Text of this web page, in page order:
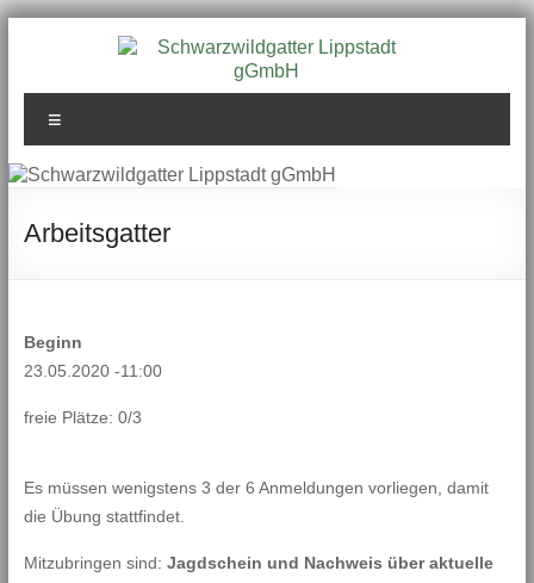
Schwarzwildgatter
Lippstadt gGmbH
Arbeitsgatter
Beginn
23.05.2020 -11:00
freie Plätze: 0/3
Es müssen wenigstens 3 der 6 Anmeldungen vorliegen, damit
die Übung stattfindet.
Mitzubringen sind: Jagdschein und Nachweis über aktuelle